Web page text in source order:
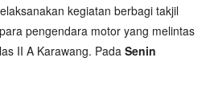
kegiatan berbagi takjil
pengendara motor yang melintas
II A Karawang. Pada Senin